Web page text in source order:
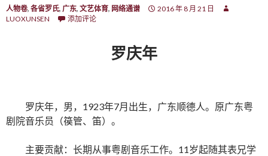
人物卷, 各省罗氏, 广东, 文艺体育, 网络通谱
2016 年 8 月 21 日
LUOXUNSEN
添加评论
罗庆年
罗庆年，男，1923年7月出生，广东顺德人。原广东粤
剧院音乐员（篌管、笛）。
主要贡献：长期从事粤剧音乐工作。11岁起随其表兄学